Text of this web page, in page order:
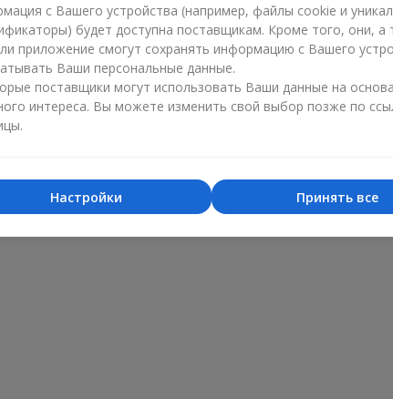
с Вашего устройства (например, файлы cookie и
будет доступна поставщикам. Кроме того, они, а
приложение смогут сохранять информацию с Вашего
Ваши персональные данные.
поставщики могут использовать Ваши данные на
интереса. Вы можете изменить свой выбор позже по
Принять все
Настройки